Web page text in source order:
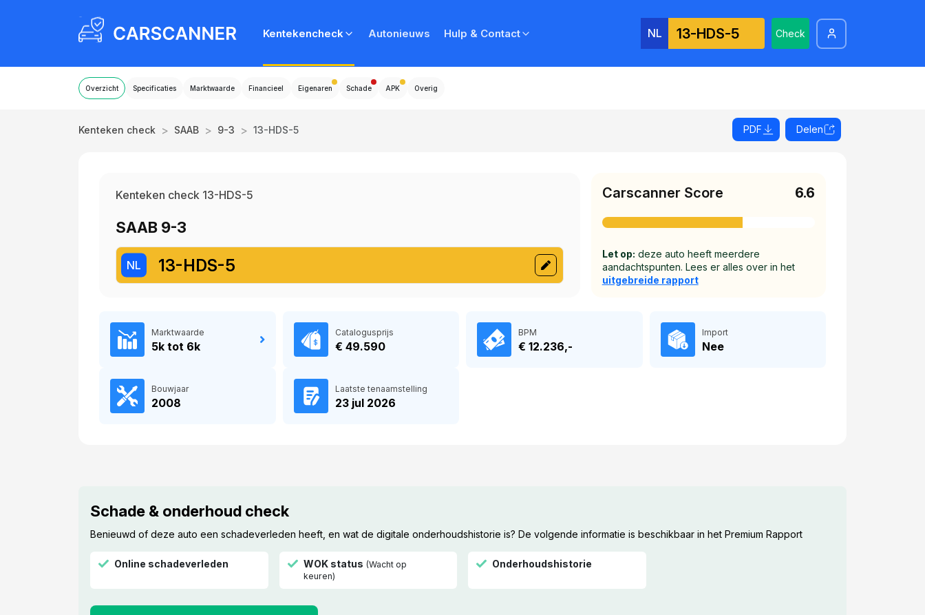
Kentekencheck Autonieuws Hulp & Contact NL Check
Overzicht Specificaties Marktwaarde Financieel Eigenaren Schade APK Overig
Kenteken check > SAAB > 9-3 > 13-HDS-5 PDF Delen
Kenteken check 13-HDS-5
SAAB 9-3
NL 13-HDS-5
Carscanner Score 6.6
Let op: deze auto heeft meerdere
aandachtspunten. Lees er alles over in het
uitgebreide rapport
Marktwaarde
5k tot 6k
Catalogusprijs
€ 49.590
BPM
€ 12.236,-
Import
Nee
Bouwjaar
2008
Laatste tenaamstelling
23 jul 2026
Schade & onderhoud check
Benieuwd of deze auto een schadeverleden heeft, en wat de digitale onderhoudshistorie is? De volgende informatie is beschikbaar in het Premium Rapport
Online schadeverleden WOK status (Wacht op
keuren)
Onderhoudshistorie